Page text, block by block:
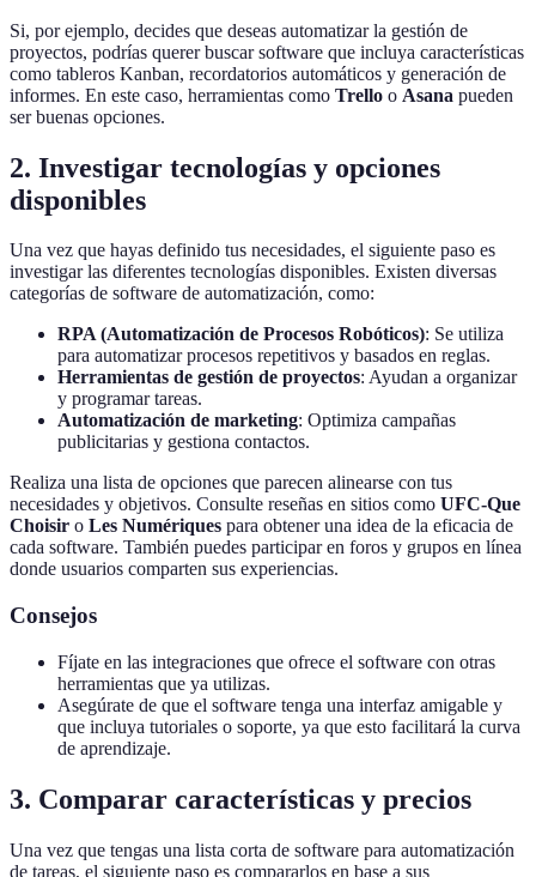
Si, por ejemplo, decides que deseas automatizar la gestión de
proyectos, podrías querer buscar software que incluya características
como tableros Kanban, recordatorios automáticos y generación de
informes. En este caso, herramientas como Trello o Asana pueden
ser buenas opciones.
2. Investigar tecnologías y opciones
disponibles
Una vez que hayas definido tus necesidades, el siguiente paso es
investigar las diferentes tecnologías disponibles. Existen diversas
categorías de software de automatización, como:
RPA (Automatización de Procesos Robóticos): Se utiliza
para automatizar procesos repetitivos y basados en reglas.
Herramientas de gestión de proyectos: Ayudan a organizar
y programar tareas.
Automatización de marketing: Optimiza campañas
publicitarias y gestiona contactos.
Realiza una lista de opciones que parecen alinearse con tus
necesidades y objetivos. Consulte reseñas en sitios como UFC-Que
Choisir o Les Numériques para obtener una idea de la eficacia de
cada software. También puedes participar en foros y grupos en línea
donde usuarios comparten sus experiencias.
Consejos
Fíjate en las integraciones que ofrece el software con otras
herramientas que ya utilizas.
Asegúrate de que el software tenga una interfaz amigable y
que incluya tutoriales o soporte, ya que esto facilitará la curva
de aprendizaje.
3. Comparar características y precios
Una vez que tengas una lista corta de software para automatización
de tareas, el siguiente paso es compararlos en base a sus